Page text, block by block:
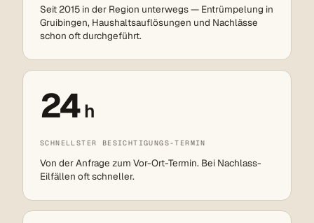
Seit 2015 in der Region unterwegs — Entrümpelung in
Gruibingen, Haushaltsauflösungen und Nachlässe
schon oft durchgeführt.
24h
SCHNELLSTER BESICHTIGUNGS-TERMIN
Von der Anfrage zum Vor-Ort-Termin. Bei Nachlass-
Eilfällen oft schneller.